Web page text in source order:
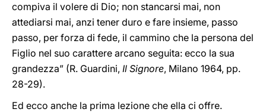
compiva il volere di Dio; non stancarsi mai, non
attediarsi mai, anzi tener duro e fare insieme, passo
passo, per forza di fede, il cammino che la persona del
Figlio nel suo carattere arcano seguita: ecco la sua
grandezza” (R. Guardini, Il Signore, Milano 1964, pp.
28-29).
Ed ecco anche la prima lezione che ella ci offre.